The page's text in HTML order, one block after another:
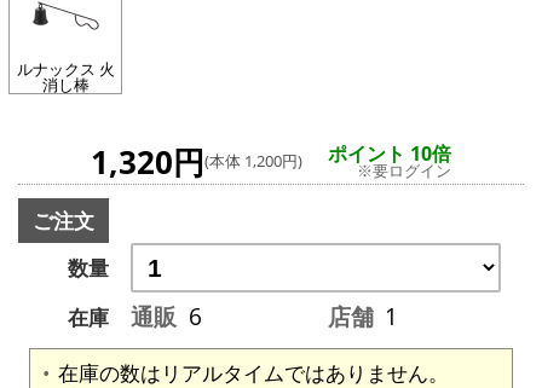
ルナックス 火
消し棒
1,320円(本体 1,200円) ポイント 10倍
※要ログイン
ご注文
数量
在庫
通販 6 店舗 1
在庫の数はリアルタイムではありません。